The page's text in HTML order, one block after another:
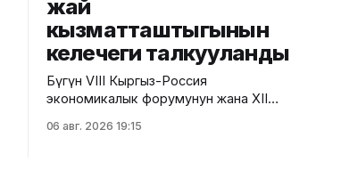
жай
кызматташтыгынын
келечеги талкууланды
Бүгүн VIII Кыргыз-Россия
экономикалык форумунун жана XII
конференциясынын алкагында "Айыл
06 авг. 2026 19:15